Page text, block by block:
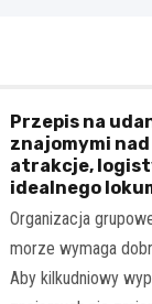
Przepis na
znajomymi
atrakcje,
idealnego
Organizacja
morze wymaga
Aby kilkudniowy